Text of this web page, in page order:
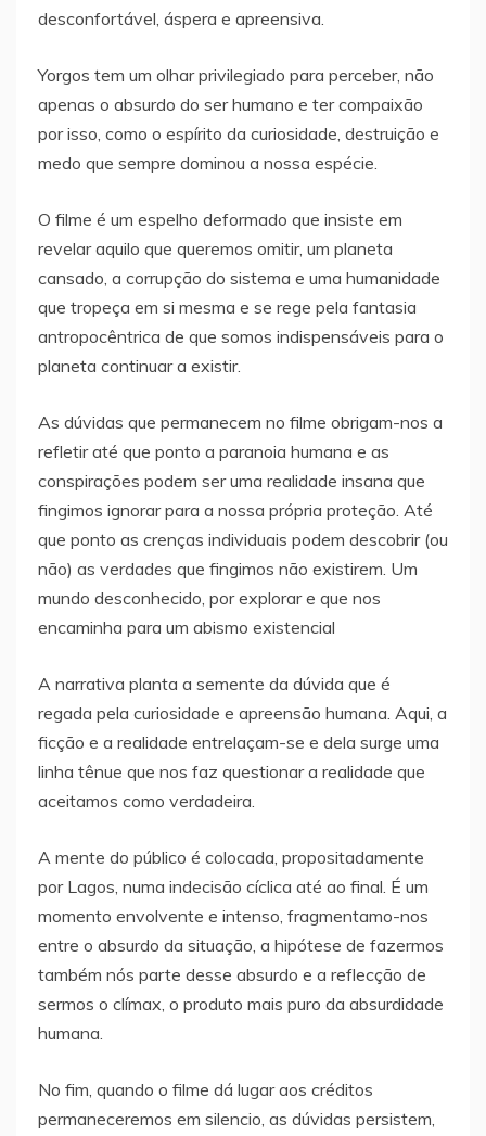
desconfortável, áspera e apreensiva.
Yorgos tem um olhar privilegiado para perceber, não
apenas o absurdo do ser humano e ter compaixão
por isso, como o espírito da curiosidade, destruição e
medo que sempre dominou a nossa espécie.
O filme é um espelho deformado que insiste em
revelar aquilo que queremos omitir, um planeta
cansado, a corrupção do sistema e uma humanidade
que tropeça em si mesma e se rege pela fantasia
antropocêntrica de que somos indispensáveis para o
planeta continuar a existir.
As dúvidas que permanecem no filme obrigam-nos a
refletir até que ponto a paranoia humana e as
conspirações podem ser uma realidade insana que
fingimos ignorar para a nossa própria proteção. Até
que ponto as crenças individuais podem descobrir (ou
não) as verdades que fingimos não existirem. Um
mundo desconhecido, por explorar e que nos
encaminha para um abismo existencial
A narrativa planta a semente da dúvida que é
regada pela curiosidade e apreensão humana. Aqui, a
ficção e a realidade entrelaçam-se e dela surge uma
linha tênue que nos faz questionar a realidade que
aceitamos como verdadeira.
A mente do público é colocada, propositadamente
por Lagos, numa indecisão cíclica até ao final. É um
momento envolvente e intenso, fragmentamo-nos
entre o absurdo da situação, a hipótese de fazermos
também nós parte desse absurdo e a reflecção de
sermos o clímax, o produto mais puro da absurdidade
humana.
No fim, quando o filme dá lugar aos créditos
permaneceremos em silencio, as dúvidas persistem,